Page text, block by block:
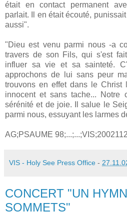
était en contact permanent
parlait. Il en était écouté,
aussi".
"Dieu est venu parmi nous -a
travers de son Fils, qui s'est
influer sa vie et sa sainteté.
approchons de lui sans peur
trouvons en effet dans le Christ
innocent et sans tache... Notre
sérénité et de joie. Il salue le
parmi nous, essuyant les larmes
AG;PSAUME
VIS - Holy See Press Office -
CONCERT "UN
SOMMETS"